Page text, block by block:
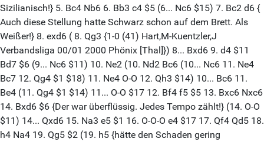
Sizilianisch!} 5. Bc4 Nb6 6. Bb3 c4 $5 (6... Nc6 $15) 7. Bc2 d6 {
Auch diese Stellung hatte Schwarz schon auf dem Brett. Als
Weißer!} 8. exd6 ( 8. Qg3 {1-0 (41) Hart,M-Kuentzler,J
Verbandsliga 00/01 2000 Phönix [Thal]}) 8... Bxd6 9. d4 $11
Bd7 $6 (9... Nc6 $11) 10. Ne2 (10. Nd2 Bc6 (10... Nc6 11. Ne4
Bc7 12. Qg4 $1 $18) 11. Ne4 O-O 12. Qh3 $14) 10... Bc6 11.
Be4 (11. Qg4 $1 $14) 11... O-O $17 12. Bf4 f5 $5 13. Bxc6 Nxc6
14. Bxd6 $6 {Der war überflüssig. Jedes Tempo zählt!} (14. O-O
$11) 14... Qxd6 15. Na3 e5 $1 16. O-O-O e4 $17 17. Qf4 Qd5 18.
h4 Na4 19. Qg5 $2 (19. h5 {hätte den Schaden gering